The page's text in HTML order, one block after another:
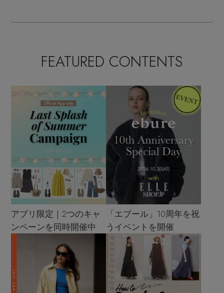
FEATURED CONTENTS
アプリ限定｜2つのキャ
ンペーンを同時開催中
「エブール」10周年を祝
うイベントを開催